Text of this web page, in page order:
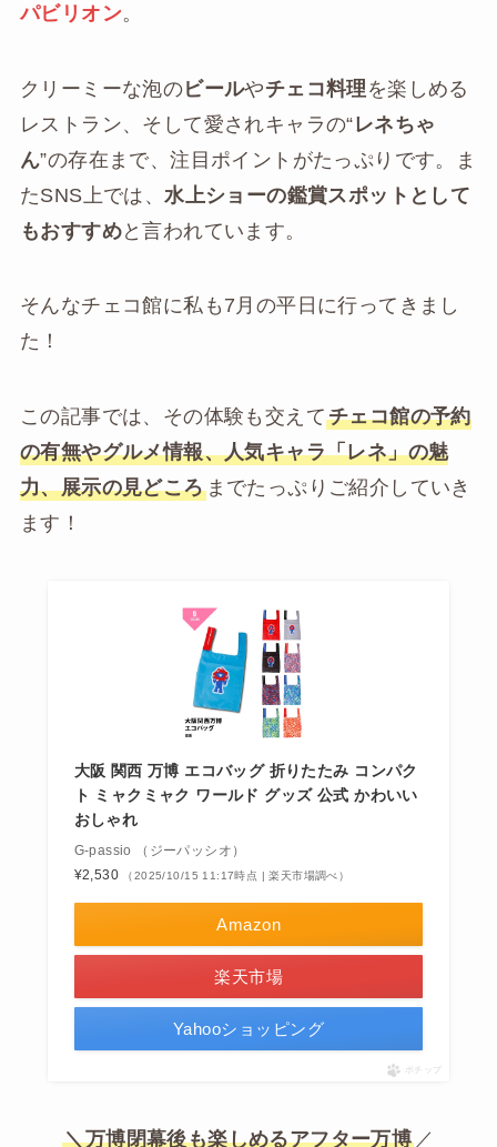
パビリオン。
クリーミーな泡のビールやチェコ料理 を楽しめる
レストラン、そして愛されキャラの“レネちゃ
ん”の存在まで、注目ポイントがたっぷりです。ま
たSNS上では、 水上ショーの鑑賞スポットとして
もおすすめと言われています。
そんなチェコ館に私も7月の平日に行ってきまし
た！
この記事では、その体験も交えてチェコ館の予約
の有無やグルメ情報、人気キャラ「レネ」の魅
力、展示の見どころまでたっぷりご紹介していき
ます！
大阪 関西 万博 エコバッグ 折りたたみ コンパク
ト ミャクミャク ワールド グッズ 公式 かわいい
おしゃれ
G-passio （ジーパッシオ）
¥2,530
（2025/10/15 11:17時点 | 楽天市場調べ）
Amazon
楽天市場
Yahooショッピング
ポチップ
＼万博閉幕後も楽しめるアフター万博 ／